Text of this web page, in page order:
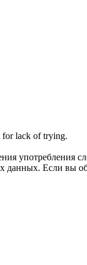
for lack of trying.
употребления
данных. Если